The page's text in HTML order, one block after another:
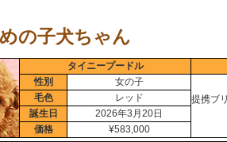
の子犬ちゃん
タイニープードル
性別
女の子
提携ブ
毛色
レッド
誕生日
2026年3月20日
価格
¥583,000